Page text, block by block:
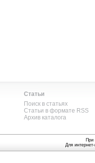
Статьи
Поиск в статьях
Статьи в формате RSS
Архив каталога
При
Для